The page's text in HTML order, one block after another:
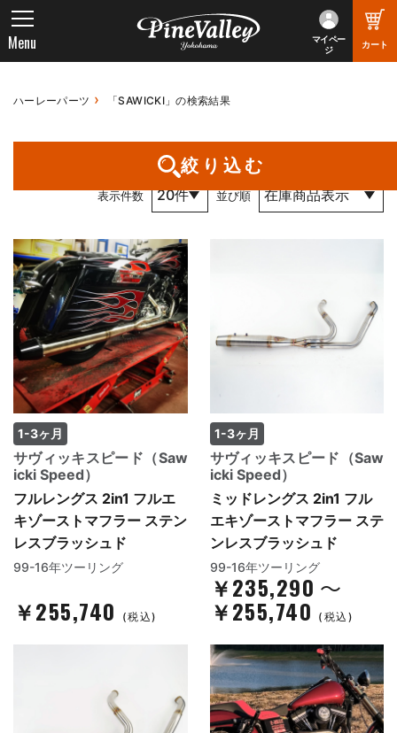
マイペー
ジ
カート
Menu
ハーレーパーツ 「SAWICKI」の検索結果
絞り込む
1件～20件 （全28件） 1 / 2 ページ
表示件数 並び順
1-3ヶ月
サヴィッキスピード（Saw
icki Speed）
フルレングス 2in1 フルエ
キゾーストマフラー ステン
レスブラッシュド
99-16年ツーリング
￥255,740 (税込)
1-3ヶ月
サヴィッキスピード（Saw
icki Speed）
ミッドレングス 2in1 フル
エキゾーストマフラー ステ
ンレスブラッシュド
99-16年ツーリング
￥235,290 ～
￥255,740 (税込)